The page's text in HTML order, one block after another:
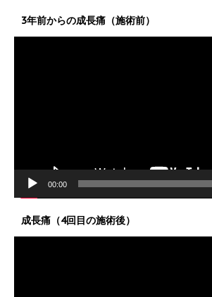
3年前からの成長痛（施術前）
00:00
成長痛（4回目の施術後）